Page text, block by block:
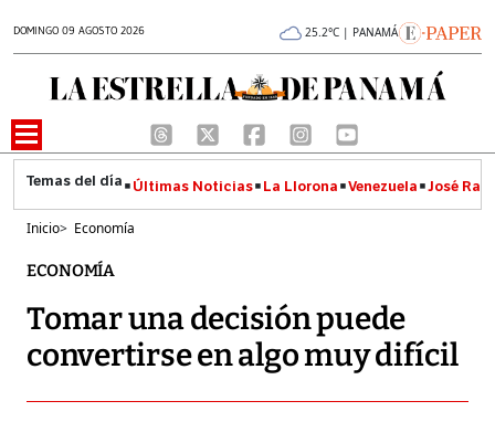
DOMINGO 09 AGOSTO 2026 25.2°C | PANAMÁ
Últimas Noticias La Llorona Venezuela José
Inicio> Economía
ECONOMÍA
Tomar una decisión puede
convertirse en algo muy difícil